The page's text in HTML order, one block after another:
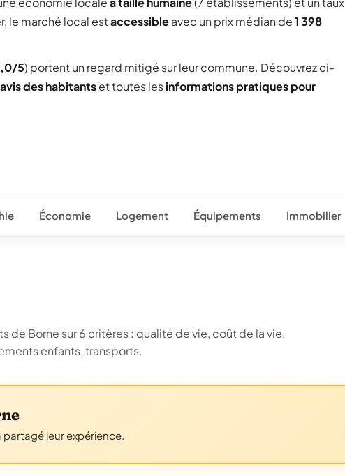
le marché local estaccessibleavec un prix médian de1 398
5) portent un regard mitigé sur leur commune. Découvrez ci-
avis des habitantset toutes lesinformations pratiques pour
Économie Logement Équipements Immobilier
de Borne sur 6 critères : qualité de vie, coût de la vie,
enfants, transports.
leur expérience.